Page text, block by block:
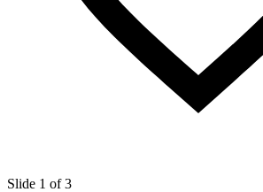
Slide 1 of 3